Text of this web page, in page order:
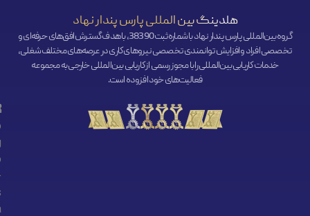
هلدینگ بین المللی پارس پندار نهاد
گروه بین‌المللی پارس پندار نهاد با شماره ثبت 38390، با هدف گسترش افق‌‌های حرفه‌ای و
تخصصی افراد و افزایش توانمندی تخصصی نیروهای کاری در عرصه‌های مختلف شغلی،
خدمات کاریابی بین‌المللی را با مجوز رسمی از کاریابی بین‌المللی خارجی به مجموعه
فعالیت‌های خود افزوده است.